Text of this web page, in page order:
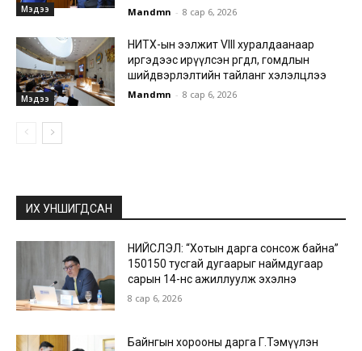
Мэдээ Mandmn - 8 сар 6, 2026
Мэдээ
НИТХ-ын ээлжит VIII хуралдаанаар
иргэдээс ирүүлсэн өргөдөл, гомдлын
шийдвэрлэлтийн тайланг хэлэлцлээ
Mandmn - 8 сар 6, 2026
ИХ УНШИГДСАН
НИЙСЛЭЛ: “Хотын дарга сонсож байна”
150150 тусгай дугаарыг наймдугаар
сарын 14-нөөс ажиллуулж эхэлнэ
8 сар 6, 2026
Байнгын хорооны дарга Г.Тэмүүлэн